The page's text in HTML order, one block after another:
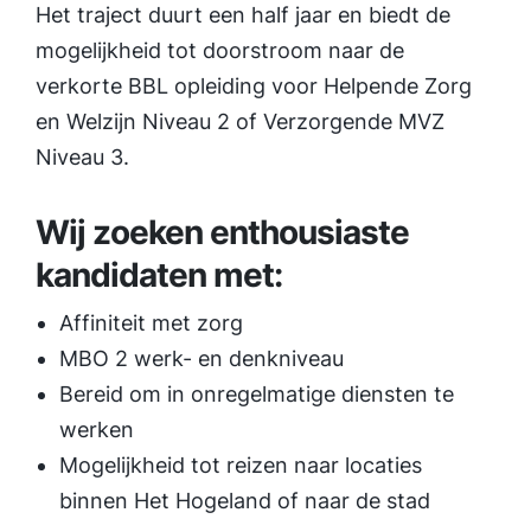
Het traject duurt een half jaar en biedt de
mogelijkheid tot doorstroom naar de
verkorte BBL opleiding voor Helpende Zorg
en Welzijn Niveau 2 of Verzorgende MVZ
Niveau 3.
Wij zoeken enthousiaste
kandidaten met:
Affiniteit met zorg
MBO 2 werk- en denkniveau
Bereid om in onregelmatige diensten te
werken
Mogelijkheid tot reizen naar locaties
binnen Het Hogeland of naar de stad